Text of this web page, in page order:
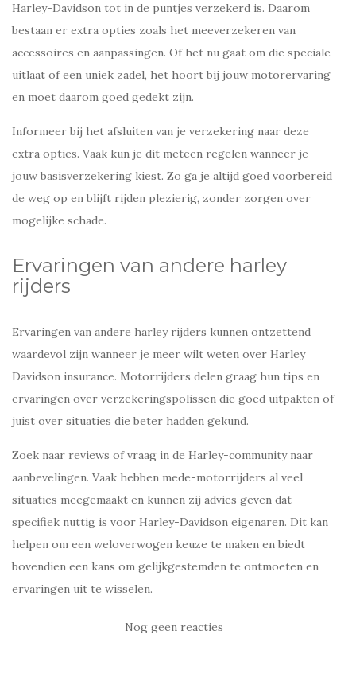
Harley-Davidson tot in de puntjes verzekerd is. Daarom
bestaan er extra opties zoals het meeverzekeren van
accessoires en aanpassingen. Of het nu gaat om die speciale
uitlaat of een uniek zadel, het hoort bij jouw motorervaring
en moet daarom goed gedekt zijn.
Informeer bij het afsluiten van je verzekering naar deze
extra opties. Vaak kun je dit meteen regelen wanneer je
jouw basisverzekering kiest. Zo ga je altijd goed voorbereid
de weg op en blijft rijden plezierig, zonder zorgen over
mogelijke schade.
Ervaringen van andere harley
rijders
Ervaringen van andere harley rijders kunnen ontzettend
waardevol zijn wanneer je meer wilt weten over Harley
Davidson insurance. Motorrijders delen graag hun tips en
ervaringen over verzekeringspolissen die goed uitpakten of
juist over situaties die beter hadden gekund.
Zoek naar reviews of vraag in de Harley-community naar
aanbevelingen. Vaak hebben mede-motorrijders al veel
situaties meegemaakt en kunnen zij advies geven dat
specifiek nuttig is voor Harley-Davidson eigenaren. Dit kan
helpen om een weloverwogen keuze te maken en biedt
bovendien een kans om gelijkgestemden te ontmoeten en
ervaringen uit te wisselen.
Nog geen reacties